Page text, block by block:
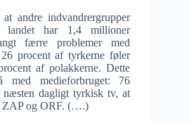
andre indvandrergrupper
har 1,4 millioner
færre problemer med
procent af tyrkerne føler
af polakkerne. Dette
med medieforbruget: 76
næsten dagligt tyrkisk tv, at
ZAP og ORF. (….)